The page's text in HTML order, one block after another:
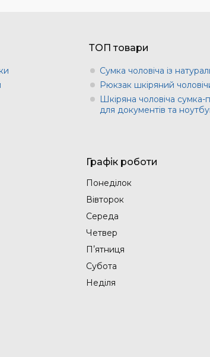
ТОП товари
Сумка чоловіча із
Рюкзак шкіряний
Шкіряна чоловіча сумка-
для документів та
Графік роботи
Понеділок
Вівторок
Середа
Четвер
Пʼятниця
Субота
Неділя